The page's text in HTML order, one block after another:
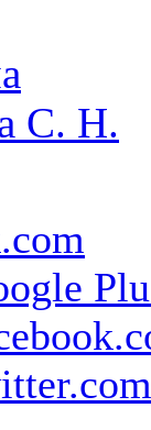
С. Н.